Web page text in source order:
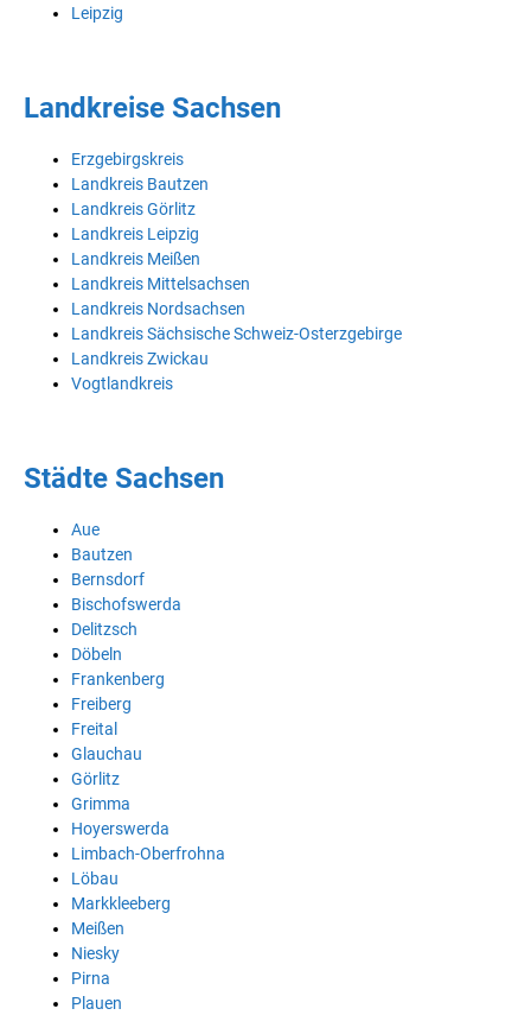
Leipzig
Landkreise Sachsen
Erzgebirgskreis
Landkreis Bautzen
Landkreis Görlitz
Landkreis Leipzig
Landkreis Meißen
Landkreis Mittelsachsen
Landkreis Nordsachsen
Landkreis Sächsische Schweiz-Osterzgebirge
Landkreis Zwickau
Vogtlandkreis
Städte Sachsen
Aue
Bautzen
Bernsdorf
Bischofswerda
Delitzsch
Döbeln
Frankenberg
Freiberg
Freital
Glauchau
Görlitz
Grimma
Hoyerswerda
Limbach-Oberfrohna
Löbau
Markkleeberg
Meißen
Niesky
Pirna
Plauen